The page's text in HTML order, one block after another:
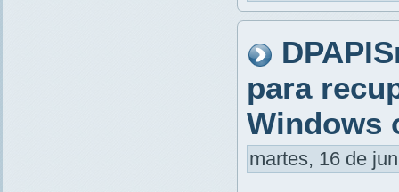
para
Windows
martes, 16 de